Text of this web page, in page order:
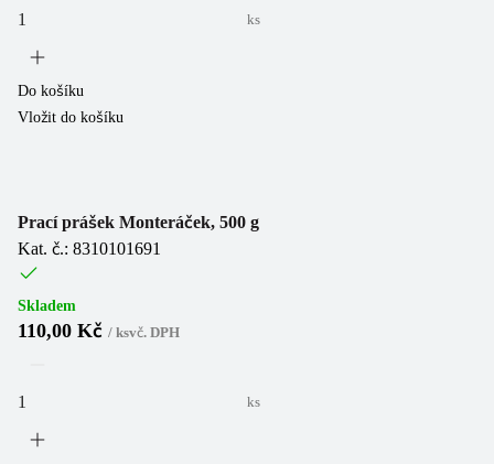
ks
Do košíku
Vložit do košíku
Prací prášek Monteráček, 500 g
Kat. č.: 8310101691
Skladem
110,00 Kč / ksvč. DPH
ks